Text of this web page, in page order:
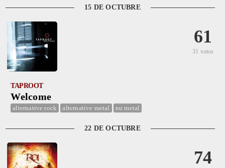
15 DE OCTUBRE
61
31 votos
TAPROOT
Welcome
alternative rock alternative metal nu metal
22 DE OCTUBRE
74